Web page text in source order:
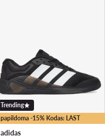
papildoma -15% Kodas: LAST
Trending
adidas